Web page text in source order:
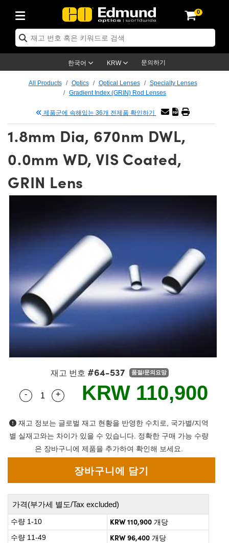
0
한국어 KRW 문의하기
Coated Optics
(DOE)
Electronics
Lenses
Optomechanics
All Products Optics Optical Lenses
Specialty Lenses
Gradient Index (GRIN) Rod Lenses
제품군에 속해있는 36개 전제품 확인하기
1.8mm Dia, 670nm DWL,
0.0mm WD, VIS Coated,
GRIN Lens
재고 번호 #64-537 품절/문의요망
Quantity Selector
- Use the plus and minus buttons to adjust the
+ KRW 110,900
재고 정보는 글로벌 재고 현황을 반영한 수치로, 국가별/지역
별 실재고와는 차이가 있을 수 있습니다. 정확한 구매 가능 수량
은 장바구니에 제품을 추가하여 확인해 보세요.
가격(부가세 별도/Tax excluded)
수량 1-10 KRW 110,900 개당
수량 11-49
KRW 96,400 개당